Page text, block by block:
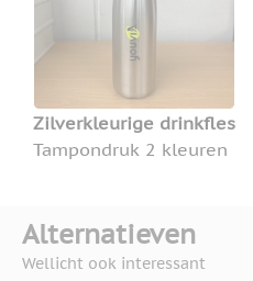
Zilverkleurige drinkfles
Tampondruk 2 kleuren
Alternatieven
Wellicht ook interessant